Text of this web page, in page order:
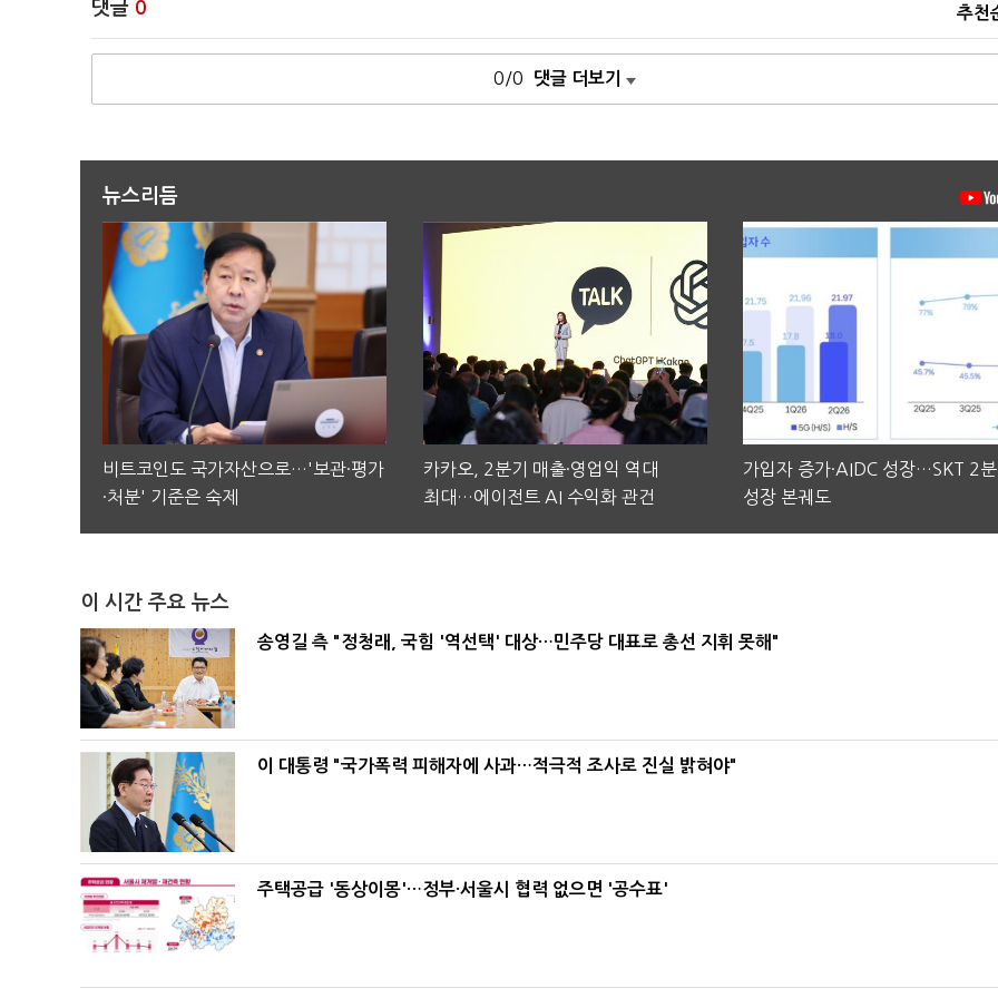
댓글 0 추천
0/0 댓글 더보기
뉴스리듬
비트코인도 국가자산으로…'보관·평가
·처분' 기준은 숙제
카카오, 2분기 매출·영업익 역대
최대…에이전트 AI 수익화 관건
가입자 증가·AIDC 성장…SKT 2
성장 본궤도
이 시간 주요 뉴스
송영길 측 "정청래, 국힘 '역선택' 대상…민주당 대표로 총선 지휘 못해"
이 대통령 "국가폭력 피해자에 사과…적극적 조사로 진실 밝혀야"
주택공급 '동상이몽'…정부·서울시 협력 없으면 '공수표'